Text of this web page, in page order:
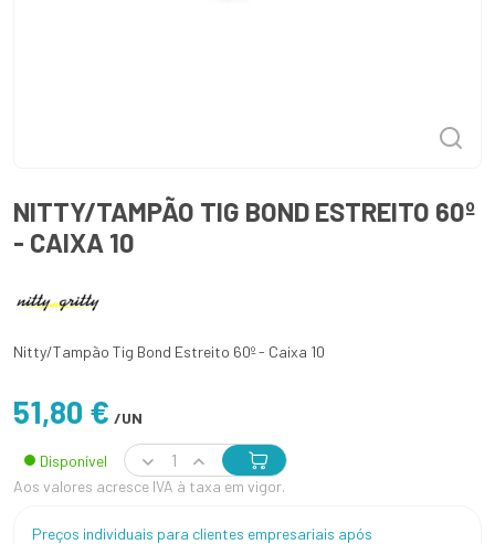
NITTY/TAMPÃO TIG BOND ESTREITO 60º
- CAIXA 10
Nitty/Tampão Tig Bond Estreito 60º - Caixa 10
51,80 € /UN
Disponível
Aos valores acresce IVA à taxa em vigor.
Preços individuais para clientes empresariais após